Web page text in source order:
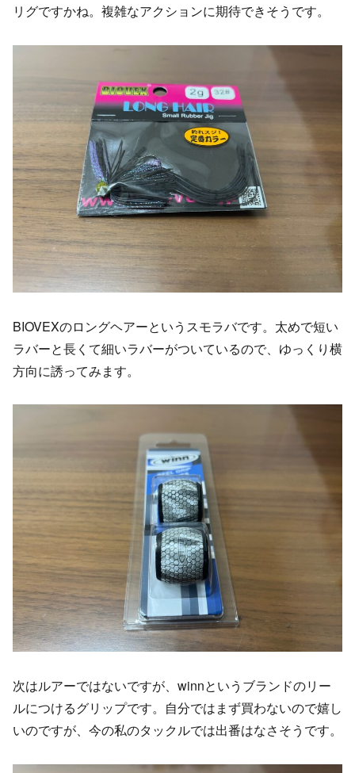
リグですかね。複雑なアクションに期待できそうです。
BIOVEXのロングヘアーというスモラバです。太めで短い
ラバーと長くて細いラバーがついているので、ゆっくり横
方向に誘ってみます。
次はルアーではないですが、winnというブランドのリー
ルにつけるグリップです。自分ではまず買わないので嬉し
いのですが、今の私のタックルでは出番はなさそうです。